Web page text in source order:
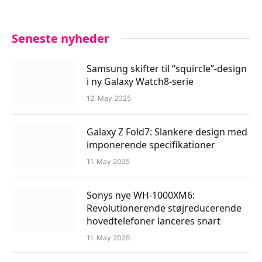
Seneste nyheder
Samsung skifter til “squircle”-design
i ny Galaxy Watch8-serie
12. May 2025
Galaxy Z Fold7: Slankere design med
imponerende specifikationer
11. May 2025
Sonys nye WH-1000XM6:
Revolutionerende støjreducerende
hovedtelefoner lanceres snart
11. May 2025